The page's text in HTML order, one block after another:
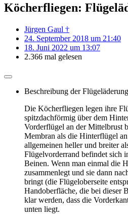
Köcherfliegen:
Jürgen Gaul †
24. September 2018 um 21:40
18. Juni 2022 um 13:07
2.366 mal gelesen
Beschreibung der
Die Köcherfliegen legen ihre
spitzdachförmig über dem
Vorderflügel an der Mittelbrust
Membran als die Hinterflügel
allgemeinen heller und breiter
Flügelvorderrand befindet sich
Beinen. Wenn man einmal die
zusammenlegt und sie dann
bringt (die Flügeloberseite
Handoberfläche, die bei dieser
klar werden, dass die
unten liegt.